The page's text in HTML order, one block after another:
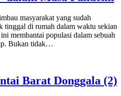
masyarakat yang sudah
tinggal di rumah dalam waktu sekian
membantai populasi dalam sebuah
Bukan tidak…
Barat Donggala (2)